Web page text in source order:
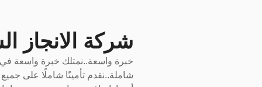
شركة الانجاز
خبرة واسعة..نمتلك خبرة واسعة في
شاملة..نقدم تأمينًا شاملًا على